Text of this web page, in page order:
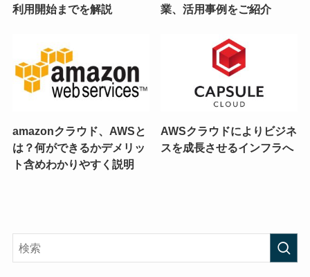
利用開始までを解説
業、活用事例をご紹介
amazonクラウド、AWSと
は？何ができるかデメリッ
ト含めわかりやすく説明
AWSクラウドによりビジネ
スを成長させるインフラへ